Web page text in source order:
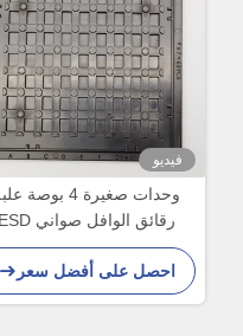
فيديو
وحدات صغيرة 4 بوصة علبة
رقائق الوافل صواني ESD
مستقرة مكافحة ساكنة
احصل على أفضل سعر